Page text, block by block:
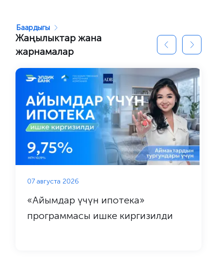
Жаңылыктар жана
жарнамалар
Баардыгы
07 августа 2026
«Айымдар үчүн ипотека»
программасы ишке киргизилди